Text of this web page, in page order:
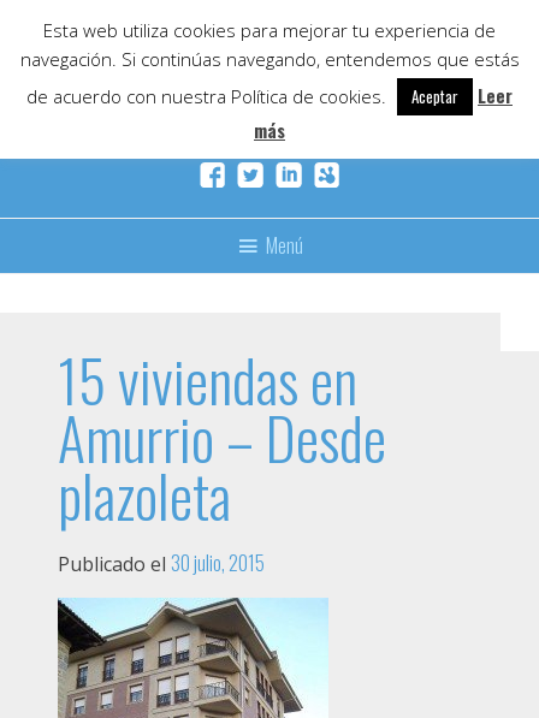
content
Menú
15 viviendas en
Amurrio – Desde
plazoleta
Publicado el 30 julio, 2015
Esta web utiliza cookies para mejorar tu experiencia de
navegación. Si continúas navegando, entendemos que estás
de acuerdo con nuestra Política de cookies.
Aceptar
Leer
más